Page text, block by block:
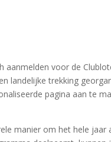
voor de
landelijke trekking
pagina aan te
manier om het hele